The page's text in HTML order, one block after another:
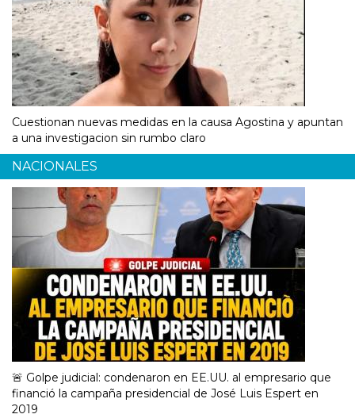
Cuestionan nuevas medidas en la causa Agostina y apuntan
a una investigacion sin rumbo claro
NACIONALES
🚨 Golpe judicial: condenaron en EE.UU. al empresario que
financió la campaña presidencial de José Luis Espert en
2019